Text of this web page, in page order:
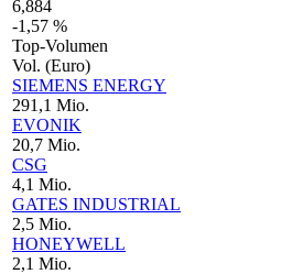
6,884
-1,57 %
Top-Volumen
Vol. (Euro)
SIEMENS ENERGY
291,1 Mio.
EVONIK
20,7 Mio.
CSG
4,1 Mio.
GATES INDUSTRIAL
2,5 Mio.
HONEYWELL
2,1 Mio.